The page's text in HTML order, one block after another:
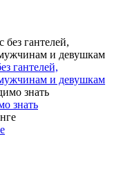
гантелей,
и девушкам
знать